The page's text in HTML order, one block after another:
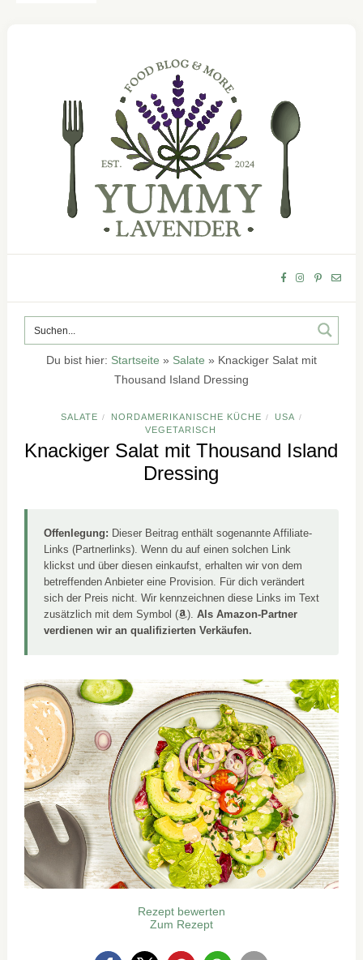
Du bist hier: Startseite » Salate » Knackiger Salat mit
Thousand Island Dressing
SALATE / NORDAMERIKANISCHE KÜCHE / USA /
VEGETARISCH
Knackiger Salat mit Thousand Island
Dressing
Offenlegung: Dieser Beitrag enthält sogenannte Affiliate-
Links (Partnerlinks). Wenn du auf einen solchen Link
klickst und über diesen einkaufst, erhalten wir von dem
betreffenden Anbieter eine Provision. Für dich verändert
sich der Preis nicht. Wir kennzeichnen diese Links im Text
zusätzlich mit dem Symbol (
).Als Amazon-Partner
verdienen wir an qualifizierten Verkäufen.
Zum Rezept
Rezept bewerten